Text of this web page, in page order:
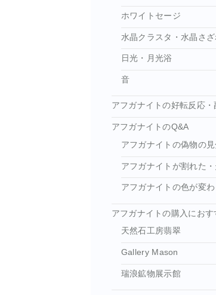
ホワイトセージ
水晶クラスタ・水晶さ
日光・月光浴
音
アフガナイトの好転反応・
アフガナイトのQ&A
アフガナイトの偽物の見
アフガナイトが割れた
アフガナイトの色が変
アフガナイトの購入にお
天然石工房翡翠
Gallery Mason
瑞浪鉱物展示館